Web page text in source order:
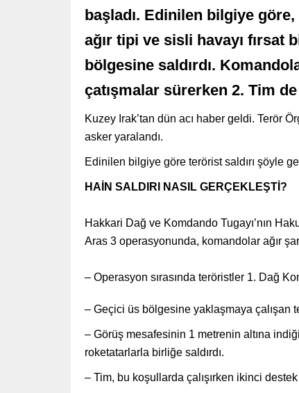
başladı. Edinilen bilgiye
ağır tipi ve sisli havayı fırsat
bölgesine saldırdı.
çatışmalar sürerken 2. Tim
Kuzey Irak’tan dün acı haber geldi. Terör
asker yaralandı.
Edinilen bilgiye göre terörist saldırı şöyle
HAİN SALDIRI NASIL GERÇEKLEŞTİ?
Hakkari Dağ ve Komdando Tugayı’nın
Aras 3 operasyonunda, komandolar ağır
– Operasyon sırasında teröristler 1. Dağ
– Geçici üs bölgesine yaklaşmaya çalışan
– Görüş mesafesinin 1 metrenin altına
roketatarlarla birliğe saldırdı.
– Tim, bu koşullarda çalışırken ikinci